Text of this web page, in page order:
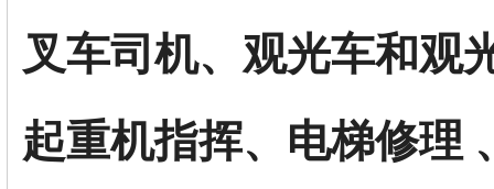
叉车司机、观光车和观
起重机指挥、电梯修理